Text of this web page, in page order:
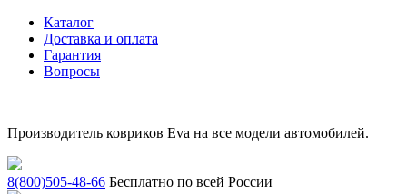
Каталог
Доставка и оплата
Гарантия
Вопросы
Производитель ковриков Eva на все модели автомобилей.
8(800)505-48-66 Бесплатно по всей России